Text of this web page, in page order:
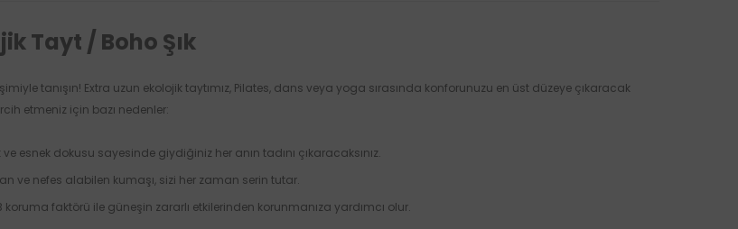
Tayt / Boho Şık
tanışın! Extra uzun ekolojik taytımız, Pilates, dans veya yoga sırasında konforunuzu en üst düzeye çıkaracak
etmeniz için bazı nedenler:
esnek dokusu sayesinde giydiğiniz her anın tadını çıkaracaksınız.
ve nefes alabilen kumaşı, sizi her zaman serin tutar.
koruma faktörü ile güneşin zararlı etkilerinden korunmanıza yardımcı olur.